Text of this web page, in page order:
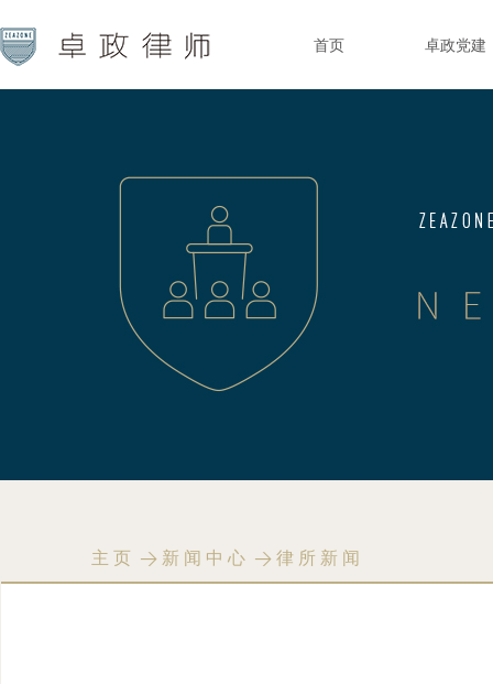
首页 卓政党建
主页 > 新闻中心 > 律所新闻